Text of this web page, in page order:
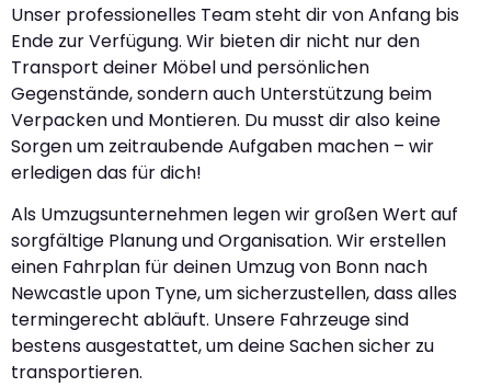
Unser professionelles Team steht dir von Anfang bis
Ende zur Verfügung. Wir bieten dir nicht nur den
Transport deiner Möbel und persönlichen
Gegenstände, sondern auch Unterstützung beim
Verpacken und Montieren. Du musst dir also keine
Sorgen um zeitraubende Aufgaben machen – wir
erledigen das für dich!
Als Umzugsunternehmen legen wir großen Wert auf
sorgfältige Planung und Organisation. Wir erstellen
einen Fahrplan für deinen Umzug von Bonn nach
Newcastle upon Tyne, um sicherzustellen, dass alles
termingerecht abläuft. Unsere Fahrzeuge sind
bestens ausgestattet, um deine Sachen sicher zu
transportieren.